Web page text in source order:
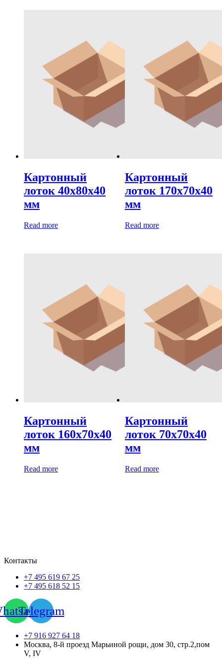
Картонный
лоток 40х80х40
мм
Read more
Картонный
лоток 170х70х40
мм
Read more
Картонный
лоток 160х70х40
мм
Read more
Картонный
лоток 70х70х40
мм
Read more
Контакты
+7 495 619 67 25
+7 495 618 52 15
Telegram
+7 916 927 64 18
Москва, 8-й проезд Марьиной рощи, дом 30, стр.2,пом
V, IV